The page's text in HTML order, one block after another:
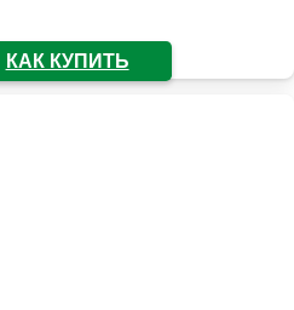
КАК КУПИТЬ